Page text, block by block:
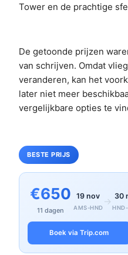
Tower en de prachtige
De getoonde prijzen
van schrijven. Omdat
veranderen, kan het
later niet meer
vergelijkbare opties te
BESTE PRIJS
€650
11 dagen
19 nov
AMS-HND
→ 30
Boek via Trip.com